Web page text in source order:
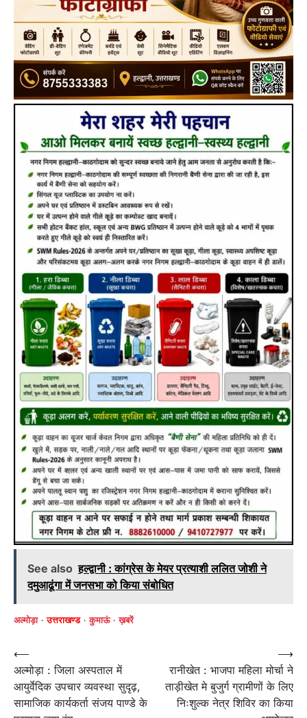
See also हल्द्वानी : कांग्रेस के मेयर प्रत्याशी ललित जोशी ने
दमुआढूंगा में जनसभा को किया संबोधित
अल्मोड़ा उत्तराखण्ड कुमाऊं ख़बरें
Post
navigation
⟵
अल्मोड़ा : जिला अस्पताल में
आयुर्वेदिक उपचार व्यवस्था सुदृढ़,
सामाजिक कार्यकर्ता संजय पाण्डे के
रानीखेत : भाजपा महिला मोर्चा ने
ताड़ीखेत मे बुजुर्ग ग्रामीणों के लिए
निःशुल्क नेत्र शिविर का किया
⟶